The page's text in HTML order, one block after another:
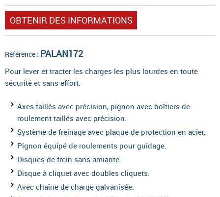
OBTENIR DES INFORMATIONS
Référence : PALAN172
Pour lever et tracter les charges les plus lourdes en toute
sécurité et sans effort.
Axes taillés avec précision, pignon avec boîtiers de
roulement taillés avec précision.
Système de freinage avec plaque de protection en acier.
Pignon équipé de roulements pour guidage.
Disques de frein sans amiante.
Disque à cliquet avec doubles cliquets.
Avec chaîne de charge galvanisée.